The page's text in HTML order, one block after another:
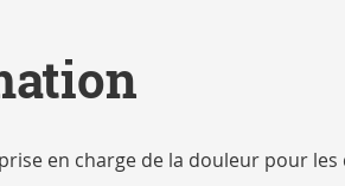
en charge de la douleur pour